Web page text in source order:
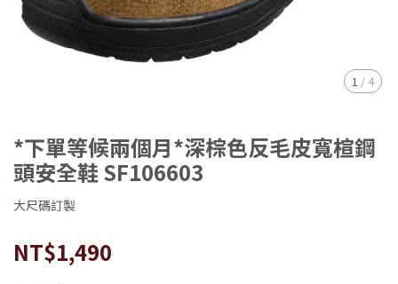
1 / 4
*下單等候兩個月*深棕色反毛皮寬楦鋼
頭安全鞋 SF106603
大尺碼訂製
NT$1,490